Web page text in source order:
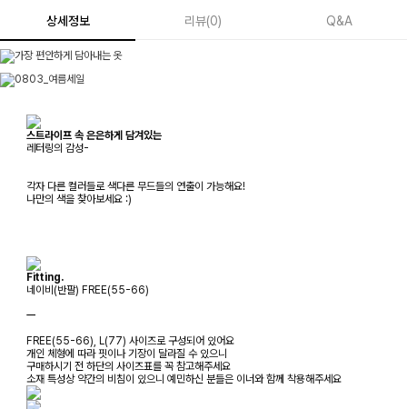
상세정보 리뷰(0) Q&A
스트라이프 속 은은하게 담겨있는
레터링의 감성-
각자 다른 컬러들로 색다른 무드들의 연출이 가능해요!
나만의 색을 찾아보세요 :)
Fitting.
네이비(반팔) FREE(55-66)
ㅡ
FREE(55-66), L(77) 사이즈로 구성되어 있어요
개인 체형에 따라 핏이나 기장이 달라질 수 있으니
구매하시기 전 하단의 사이즈표를 꼭 참고해주세요
소재 특성상 약간의 비침이 있으니 예민하신 분들은 이너와 함께 착용해주세요